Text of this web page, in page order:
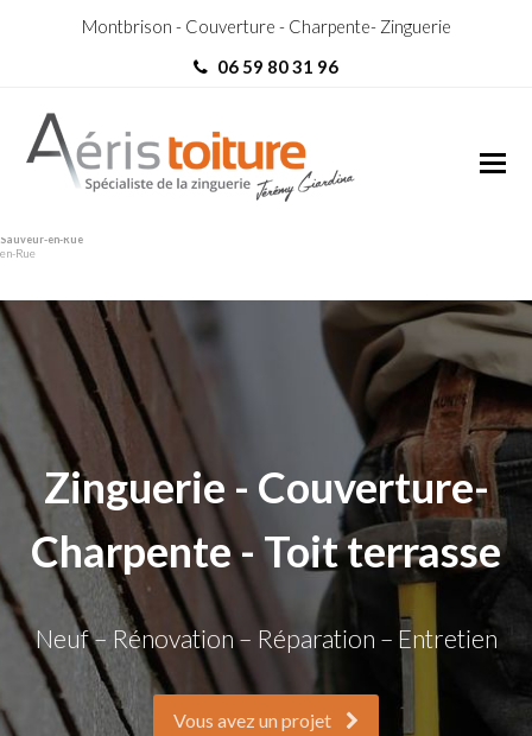
Montbrison - Couverture - Charpente- Zinguerie
06 59 80 31 96
Sauveur-en-Rue
en-Rue
Zinguerie - Couverture-
Charpente - Toit terrasse
Neuf – Rénovation – Réparation – Entretien
Vous avez un projet